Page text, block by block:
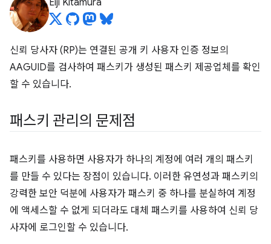
Eiji Kitamura
신뢰 당사자 (RP)는 연결된 공개 키 사용자 인증 정보의
AAGUID를 검사하여 패스키가 생성된 패스키 제공업체를 확인
할 수 있습니다.
패스키 관리의 문제점
패스키를 사용하면 사용자가 하나의 계정에 여러 개의 패스키
를 만들 수 있다는 장점이 있습니다. 이러한 유연성과 패스키의
강력한 보안 덕분에 사용자가 패스키 중 하나를 분실하여 계정
에 액세스할 수 없게 되더라도 대체 패스키를 사용하여 신뢰 당
사자에 로그인할 수 있습니다.